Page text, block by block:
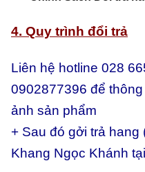
4. Quy trình đổi trả
Liên hệ hotline 028
0902877396 để
ảnh sản phẩm
+ Sau đó gởi trả
Khang Ngọc Khánh